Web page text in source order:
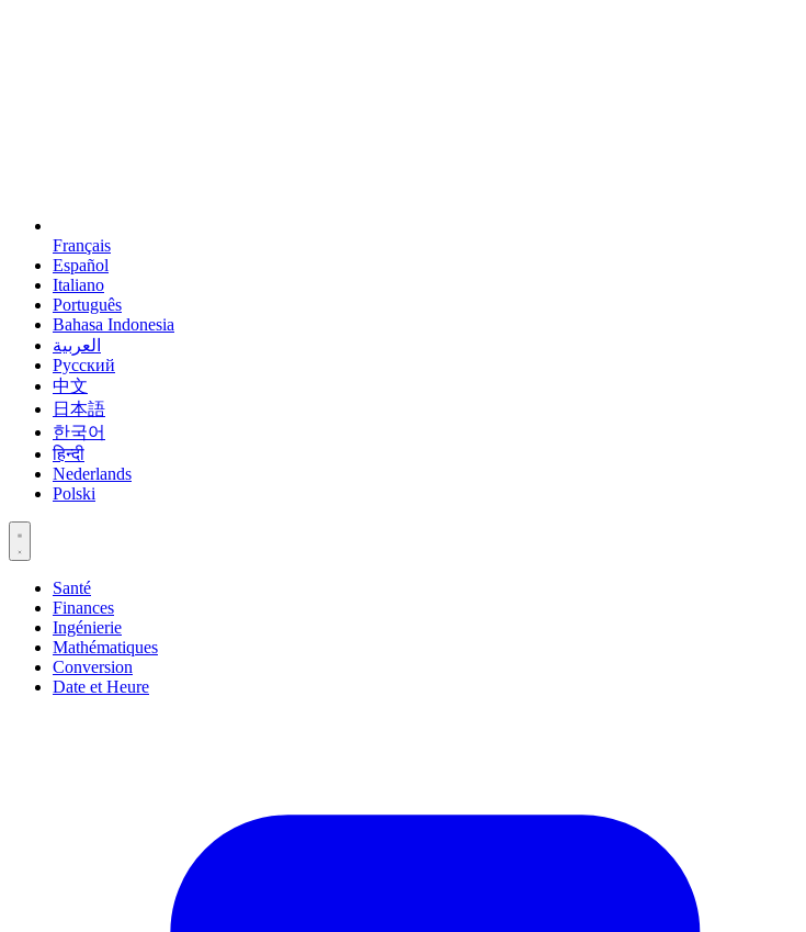
Français
Español
Italiano
Português
Bahasa Indonesia
العربية
Русский
中文
日本語
한국어
हिन्दी
Nederlands
Polski
Santé
Finances
Ingénierie
Mathématiques
Conversion
Date et Heure